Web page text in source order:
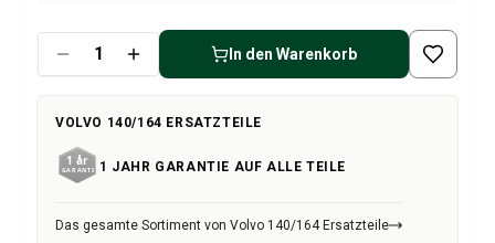
Volvo 1800 Heizungsanlage/Frischluft (1961-73)
Volvo 1800 Räder/Nabenkappen
Volvo 140/164 Ersatzteile
Volvo 140/164 KarosserieErsatzteile
Volvo 140/164 Bremssystem
Volvo 140/164 Elektrische Ausrüstung
In den Warenkorb
VOLVO 140/164 ERSATZTEILE
1 JAHR GARANTIE AUF ALLE TEILE
Das gesamte Sortiment von Volvo 140/164 Ersatzteile